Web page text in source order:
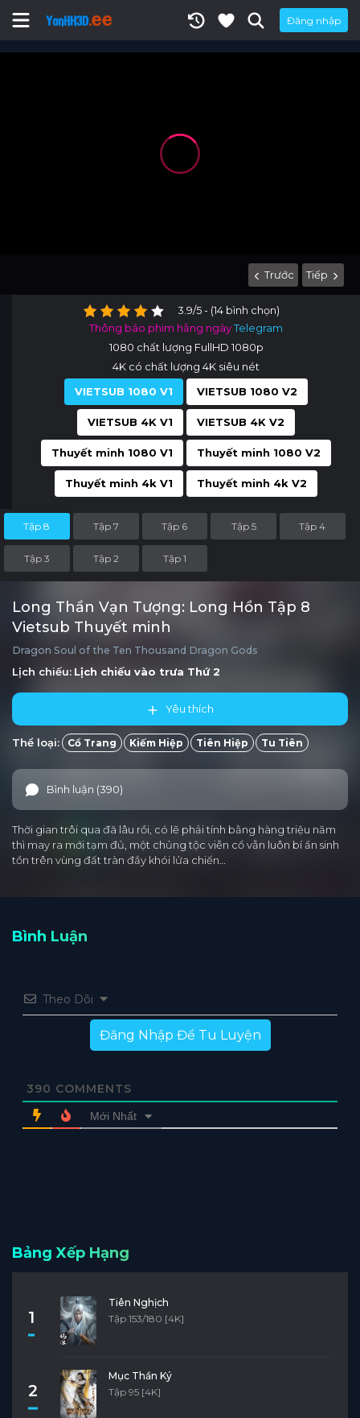
Đăng nhập
Trước Tiếp
3.9/5 - (14 bình chọn)
Thông báo phim hằng ngàyTelegram
1080 chất lượng FullHD 1080p
4K có chất lượng 4K siêu nét
VIETSUB 1080 V1
VIETSUB 1080 V2
VIETSUB 4K V1 VIETSUB 4K V2
Thuyết minh 1080 V1 Thuyết minh 1080 V2
Thuyết minh 4k V1 Thuyết minh 4k V2
Tập 8 Tập 7 Tập 6 Tập 5 Tập 4
Tập 3 Tập 2 Tập 1
Long Thần Vạn Tượng: Long Hồn Tập 8
Vietsub Thuyết minh
Dragon Soul of the Ten Thousand Dragon Gods
Lịch chiếu: Lịch chiếu vào trưa Thứ 2
Yêu thích
Thể loại: Cổ Trang Kiếm Hiệp Tiên Hiệp Tu Tiên
Bình luận (390)
Thời gian trôi qua đã lâu rồi, có lẽ phải tính bằng hàng triệu năm
thì may ra mới tạm đủ, một chủng tộc viễn cổ vẫn luôn bí ẩn sinh
tồn trên vùng đất tràn đầy khói lửa chiến…
Bình Luận
Theo Dõi
Đăng Nhập Để Tu Luyện
390 COMMENTS
Mới Nhất
Bảng Xếp Hạng
1
Tiên Nghịch
Tập 153/180 [4K]
2
Mục Thần Ký
Tập 95 [4K]